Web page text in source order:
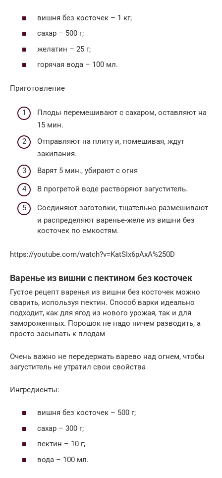
вишня без косточек – 1 кг;
сахар – 500 г;
желатин – 25 г;
горячая вода – 100 мл.
Приготовление
Плоды перемешивают с сахаром, оставляют на
15 мин.
Отправляют на плиту и, помешивая, ждут
закипания.
Варят 5 мин., убирают с огня
В прогретой воде растворяют загуститель.
Соединяют заготовки, тщательно размешивают
и распределяют варенье-желе из вишни без
косточек по емкостям.
https://youtube.com/watch?v=KatSIx6pAxA%250D
Варенье из вишни с пектином без косточек
Густое рецепт варенья из вишни без косточек можно
сварить, используя пектин. Способ варки идеально
подходит, как для ягод из нового урожая, так и для
замороженных. Порошок не надо ничем разводить, а
просто засыпать к плодам
Очень важно не передержать варево над огнем, чтобы
загуститель не утратил свои свойства
Ингредиенты:
вишня без косточек – 500 г;
сахар – 300 г;
пектин – 10 г;
вода – 100 мл.